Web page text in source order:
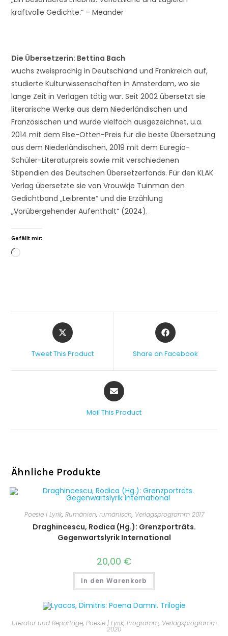
kraftvolle Gedichte.“ – Meander
Die Übersetzerin: Bettina Bach
wuchs zweisprachig in Deutschland und Frankreich auf,
studierte Kulturwissenschaften in Amsterdam, wo sie
lange Zeit in Verlagen tätig war. Seit 2002 übersetzt sie
literarische Werke aus dem Niederländischen und
Französischen und wurde vielfach ausgezeichnet, u.a.
2014 mit dem Else-Otten-Preis für die beste Übersetzung
aus dem Niederländischen, 2019 mit dem Euregio-
Schüler-Literaturpreis sowie mit verschiedenen
Stipendien des Deutschen Übersetzerfonds. Für den KLAK
Verlag übersetzte sie von Vrouwkje Tuinman den
Gedichtband „Leibrente“ und die Erzählung
„Vorübergehender Aufenthalt“ (2024).
Gefällt mir:
Tweet This Product Share on Facebook
Mail This Product
Ähnliche Produkte
Poesie | Lyrik, Rumänien, rumänisch, Verlagsprogramm 2017
Draghincescu, Rodica (Hg.): Grenzporträts.
Gegenwartslyrik International
20,00 €
In den Warenkorb
Literatur und Reportage, Poesie | Lyrik, Programm, Verlagsprogramm
2020